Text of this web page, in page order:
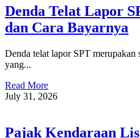
Denda Telat Lapor
dan Cara Bayarnya
Denda telat lapor SPT merupakan
yang...
Read More
July 31, 2026
Pajak Kendaraan